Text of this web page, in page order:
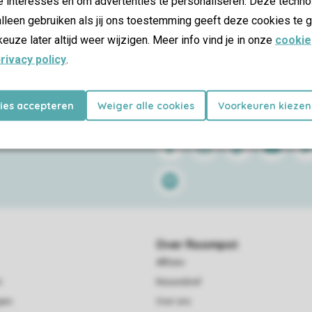
gebruiken als jij ons toestemming geeft deze cookies te
later altijd weer wijzigen. Meer info vind je in onze cookie
policy.
accepteren Weiger alle cookies Voorkeuren kiezen
Follow Us
Spotify
Over Roompot